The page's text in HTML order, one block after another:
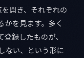
開き、それぞれの
かを見ます。多く
録したものが、
ない、という形に